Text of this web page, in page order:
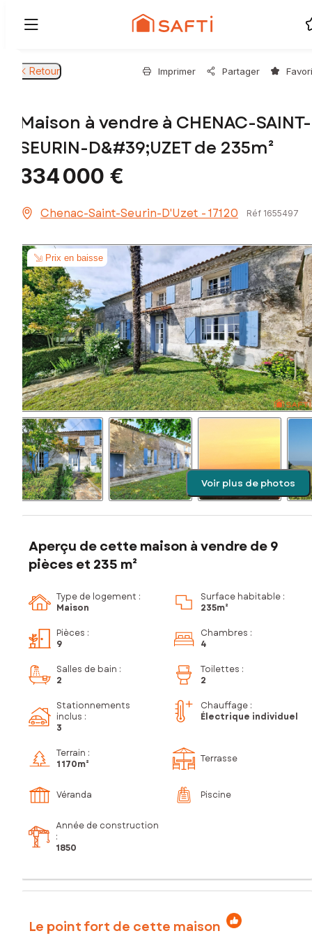
Retour Imprimer Partager
Maison à vendre à CHENAC-SAINT-
SEURIN-D&#39;UZET de 235m²
334 000 €
Chenac-Saint-Seurin-D'Uzet - 17120 Réf 1655497
Prix en baisse
Voir plus de photos
Aperçu de cette maison à vendre de 9
pièces et 235 m²
Type de logement :
Maison
Surface habitable :
235m²
Pièces :
9
Chambres :
4
Salles de bain :
2
Toilettes :
2
Stationnements
inclus :
3
Chauffage :
Électrique individuel
Terrain :
1 170m²
Terrasse
Véranda Piscine
Année de construction
:
1850
Le point fort de cette maison